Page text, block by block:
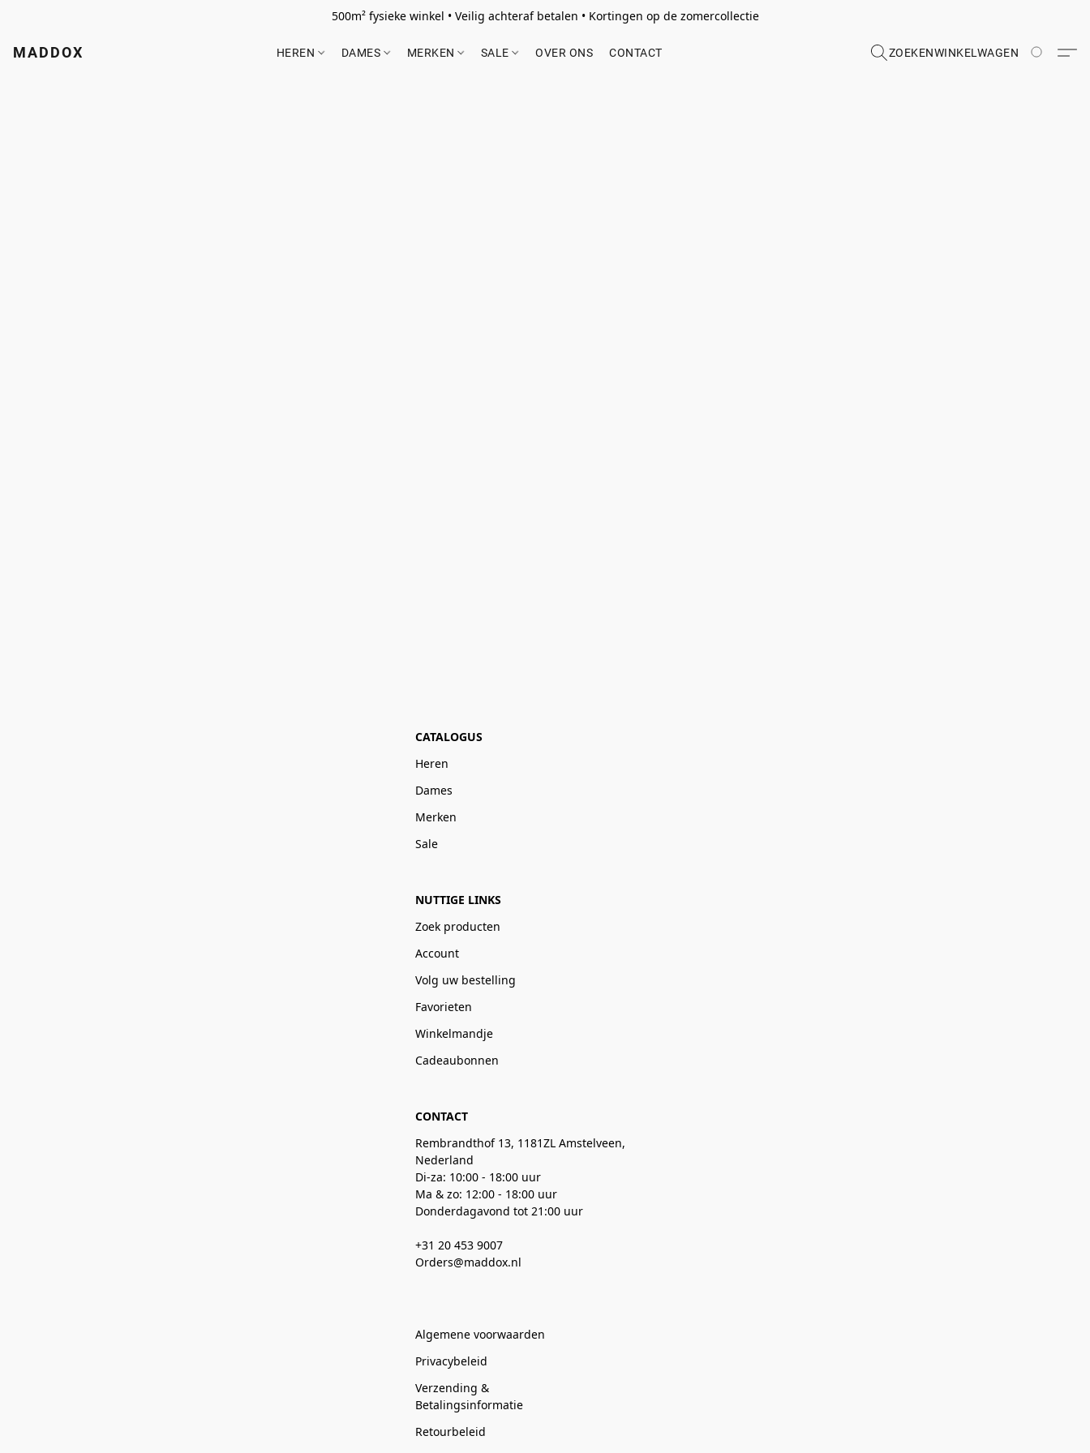
500m² fysieke winkel • Veilig achteraf betalen • Kortingen op de zomercollectie
MADDOX HEREN DAMES MERKEN SALE OVER ONS CONTACT ZOEKENWINKELWAGEN
CATALOGUS
Heren
Dames
Merken
Sale
NUTTIGE LINKS
Zoek producten
Account
Volg uw bestelling
Favorieten
Winkelmandje
Cadeaubonnen
CONTACT
Rembrandthof 13, 1181ZL Amstelveen,
Nederland
Di-za: 10:00 - 18:00 uur
Ma & zo: 12:00 - 18:00 uur
Donderdagavond tot 21:00 uur
+31 20 453 9007
Orders@maddox.nl
Algemene voorwaarden
Privacybeleid
Verzending &
Betalingsinformatie
Retourbeleid